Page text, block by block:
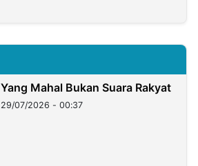
Yang Mahal Bukan Suara Rakyat
29/07/2026 - 00:37